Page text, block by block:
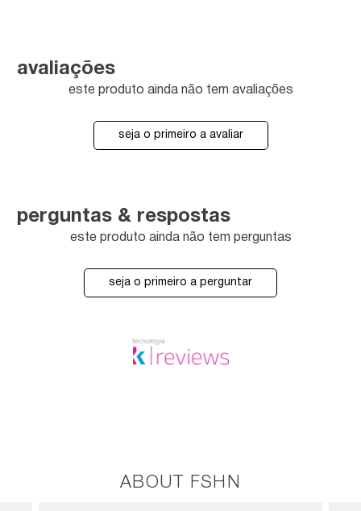
avaliações
este produto ainda não tem avaliações
seja o primeiro a avaliar
perguntas & respostas
este produto ainda não tem perguntas
seja o primeiro a perguntar
ABOUT FSHN